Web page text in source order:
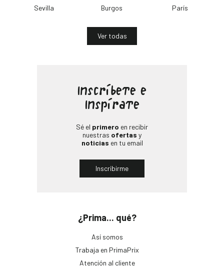
Sevilla
Burgos
París
Ver todas
¿Prima... qué?
Así somos
Trabaja en PrimaPrix
Atención al cliente
Inscríbete e
Inspírate
Sé el primero en recibir
nuestras ofertas y
noticias en tu email
Inscribirme